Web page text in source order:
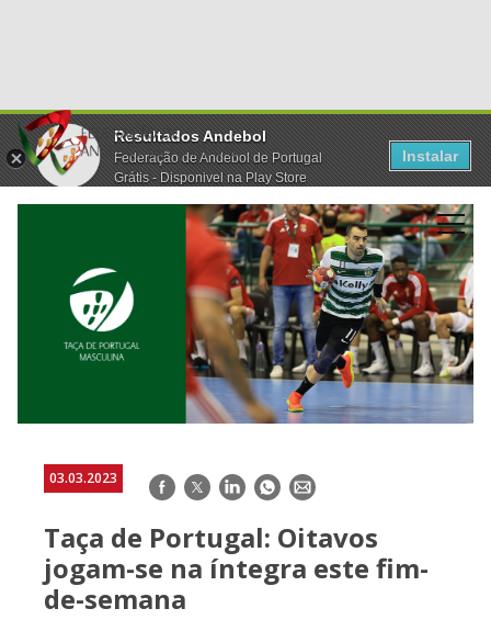
Resultados Andebol
Federação de Andebol de Portugal
Grátis - Disponivel na Play Store
Instalar
03.03.2023 Facebook
TwitterLinkedInWhatsApp
E-
Taça de Portugal: Oitavos
jogam-se na íntegra este fim-
de-semana